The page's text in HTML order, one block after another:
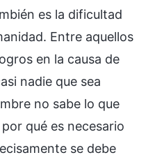
es la dificultad
Entre aquellos
en la causa de
nadie que sea
no sabe lo que
qué es necesario
se debe